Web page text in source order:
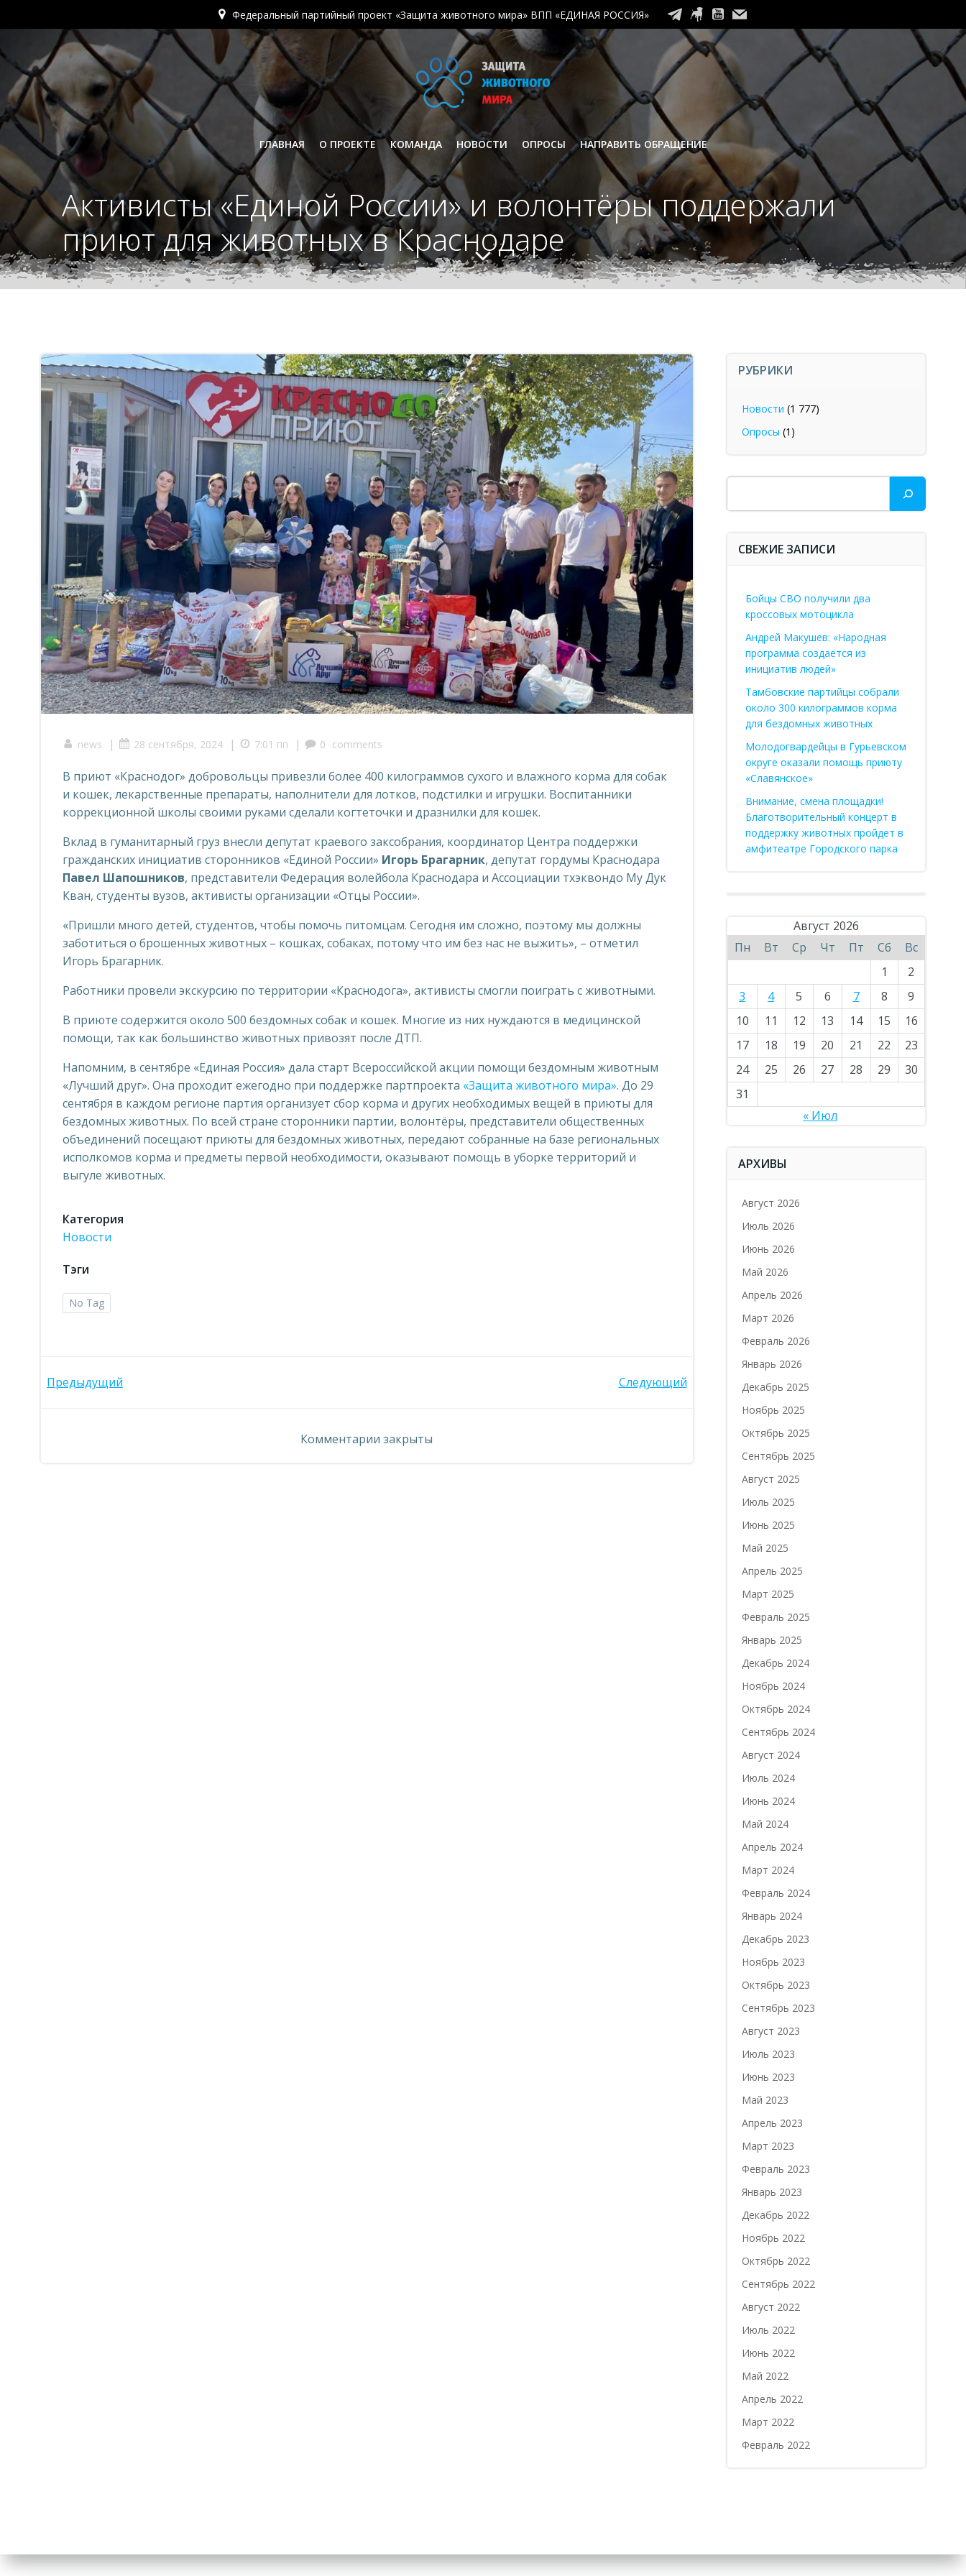
к
содержимому
Федеральный партийный проект «Защита животного мира» ВПП «ЕДИНАЯ РОССИЯ»
ГЛАВНАЯ О ПРОЕКТЕ КОМАНДА НОВОСТИ ОПРОСЫ НАПРАВИТЬ ОБРАЩЕНИЕ
Активисты «Единой России» и волонтёры поддержали
приют для животных в Краснодаре
news | 28 сентября, 2024 | 7:01 пп | 0 comments
В приют «Краснодог» добровольцы привезли более 400 килограммов сухого и влажного корма для собак
и кошек, лекарственные препараты, наполнители для лотков, подстилки и игрушки. Воспитанники
коррекционной школы своими руками сделали когтеточки и дразнилки для кошек.
Вклад в гуманитарный груз внесли депутат краевого заксобрания, координатор Центра поддержки
гражданских инициатив сторонников «Единой России» Игорь Брагарник, депутат гордумы Краснодара
Павел Шапошников, представители Федерация волейбола Краснодара и Ассоциации тхэквондо Му Дук
Кван, студенты вузов, активисты организации «Отцы России».
«Пришли много детей, студентов, чтобы помочь питомцам. Сегодня им сложно, поэтому мы должны
заботиться о брошенных животных – кошках, собаках, потому что им без нас не выжить», – отметил
Игорь Брагарник.
Работники провели экскурсию по территории «Краснодога», активисты смогли поиграть с животными.
В приюте содержится около 500 бездомных собак и кошек. Многие из них нуждаются в медицинской
помощи, так как большинство животных привозят после ДТП.
Напомним, в сентябре «Единая Россия» дала старт Всероссийской акции помощи бездомным животным
«Лучший друг». Она проходит ежегодно при поддержке партпроекта «Защита животного мира». До 29
сентября в каждом регионе партия организует сбор корма и других необходимых вещей в приюты для
бездомных животных. По всей стране сторонники партии, волонтёры, представители общественных
объединений посещают приюты для бездомных животных, передают собранные на базе региональных
исполкомов корма и предметы первой необходимости, оказывают помощь в уборке территорий и
выгуле животных.
Категория
Новости
Тэги
No Tag
Навигация
Предыдущий
записям
Следующий
Комментарии закрыты
РУБРИКИ
Новости (1 777)
Опросы (1)
Поиск
СВЕЖИЕ ЗАПИСИ
Бойцы СВО получили два
кроссовых мотоцикла
Андрей Макушев: «Народная
программа создаётся из
инициатив людей»
Тамбовские партийцы собрали
около 300 килограммов корма
для бездомных животных
Молодогвардейцы в Гурьевском
округе оказали помощь приюту
«Славянское»
Внимание, смена площадки!
Благотворительный концерт в
поддержку животных пройдет в
амфитеатре Городского парка
Август 2026
Пн
Вт Ср Чт Пт Сб
Вс
1
2
3
4 5 6 7 8
9
10
11 12 13 14 15
16
17
18 19 20 21 22
23
24
25 26 27 28 29
30
31
« Июл
АРХИВЫ
Август 2026
Июль 2026
Июнь 2026
Май 2026
Апрель 2026
Март 2026
Февраль 2026
Январь 2026
Декабрь 2025
Ноябрь 2025
Октябрь 2025
Сентябрь 2025
Август 2025
Июль 2025
Июнь 2025
Май 2025
Апрель 2025
Март 2025
Февраль 2025
Январь 2025
Декабрь 2024
Ноябрь 2024
Октябрь 2024
Сентябрь 2024
Август 2024
Июль 2024
Июнь 2024
Май 2024
Апрель 2024
Март 2024
Февраль 2024
Январь 2024
Декабрь 2023
Ноябрь 2023
Октябрь 2023
Сентябрь 2023
Август 2023
Июль 2023
Июнь 2023
Май 2023
Апрель 2023
Март 2023
Февраль 2023
Январь 2023
Декабрь 2022
Ноябрь 2022
Октябрь 2022
Сентябрь 2022
Август 2022
Июль 2022
Июнь 2022
Май 2022
Апрель 2022
Март 2022
Февраль 2022